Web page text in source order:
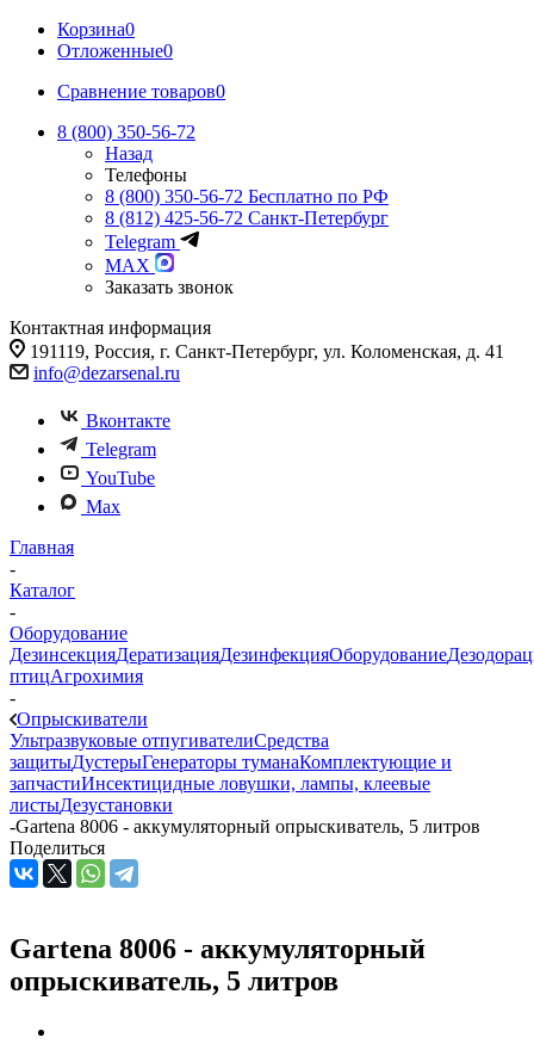
Корзина0
Отложенные0
Сравнение товаров0
8 (800) 350-56-72
Назад
Телефоны
8 (800) 350-56-72 Бесплатно по РФ
8 (812) 425-56-72 Санкт-Петербург
Telegram
MAX
Заказать звонок
Контактная информация
191119, Россия, г. Санкт-Петербург, ул. Коломенская, д. 41
info@dezarsenal.ru
Вконтакте
Telegram
YouTube
Max
Главная
-
Каталог
-
Оборудование
ДезинсекцияДератизацияДезинфекцияОборудование
птицАгрохимия
-
Опрыскиватели
Ультразвуковые отпугивателиСредства
защитыДустерыГенераторы туманаКомплектующие и
запчастиИнсектицидные ловушки, лампы, клеевые
листыДезустановки
-Gartena 8006 - аккумуляторный опрыскиватель, 5 литров
Поделиться
Gartena 8006 - аккумуляторный
опрыскиватель, 5 литров